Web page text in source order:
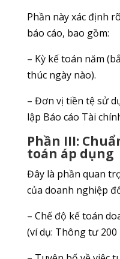
Phần này xác định
báo cáo, bao gồm:
– Kỳ kế toán năm
thúc ngày nào).
– Đơn vị tiền tệ sử
lập Báo cáo Tài
Phần III:
toán áp dụng
Đây là phần quan
của doanh nghiệp
– Chế độ kế toán
(ví dụ: Thông tư